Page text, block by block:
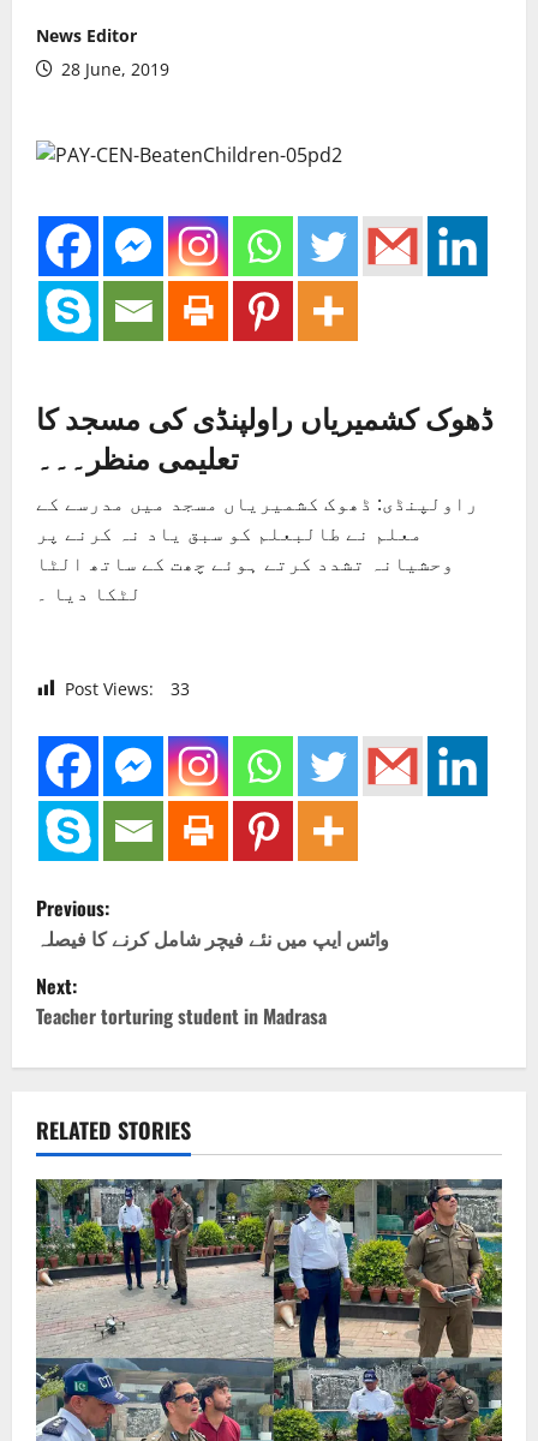
News Editor
28 June, 2019
ڈھوک کشمیریاں راولپنڈی کی مسجد کا
تعلیمی منظر۔۔۔
راولپنڈی: ڈھوک کشمیریاں مسجد میں مدرسے کے
معلم نے طالبعلم کو سبق یاد نہ کرنے پر
وحشیانہ تشدد کرتے ہوئے چھت کے ساتھ الٹا
لٹکا دیا ۔
Post Views: 33
P
o
s
a
v
i
g
a
t
Previous:
واٹس ایپ میں نئے فیچر شامل کرنے کا فیصلہ
Next:
Teacher torturing student in Madrasa
RELATED STORIES